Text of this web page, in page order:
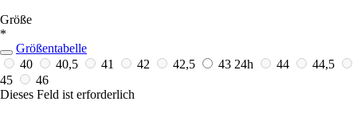
Größe
*
Größentabelle
40
40,5 41 42 42,5 43 24h 44
44,5
45
46
Dieses Feld ist erforderlich